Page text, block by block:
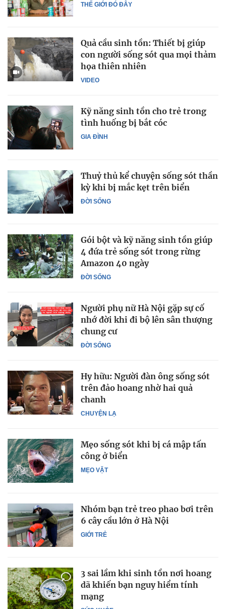
THẾ GIỚI ĐÓ ĐÂY
VIDEO
Quả cầu sinh tồn: Thiết bị giúp
con người sống sót qua mọi thảm
họa thiên nhiên
GIA ĐÌNH
Kỹ năng sinh tồn cho trẻ trong
tình huống bị bắt cóc
ĐỜI SỐNG
Thuỷ thủ kể chuyện sống sót thần
kỳ khi bị mắc kẹt trên biển
ĐỜI SỐNG
Gói bột và kỹ năng sinh tồn giúp
4 đứa trẻ sống sót trong rừng
Amazon 40 ngày
ĐỜI SỐNG
Người phụ nữ Hà Nội gặp sự cố
nhớ đời khi đi bộ lên sân thượng
chung cư
CHUYỆN LẠ
Hy hữu: Người đàn ông sống sót
trên đảo hoang nhờ hai quả
chanh
MẸO VẶT
Mẹo sống sót khi bị cá mập tấn
công ở biển
GIỚI TRẺ
Nhóm bạn trẻ treo phao bơi trên
6 cây cầu lớn ở Hà Nội
3 sai lầm khi sinh tồn nơi hoang
dã khiến bạn nguy hiểm tính
mạng